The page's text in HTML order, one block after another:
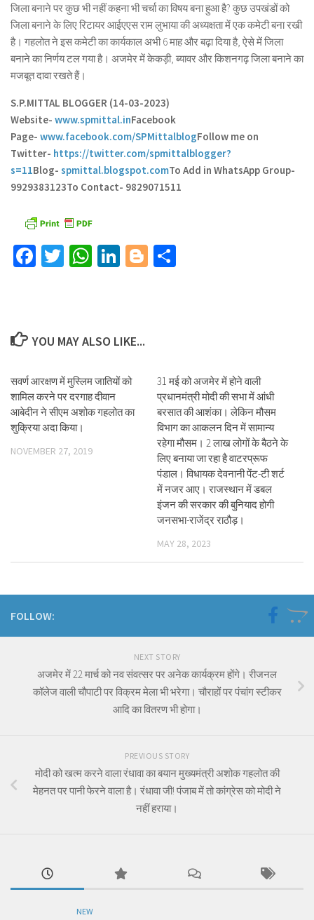
जिला बनाने पर कुछ भी नहीं कहना भी चर्चा का विषय बना हुआ है? कुछ उपखंडों को
जिला बनाने के लिए रिटायर आईएएस राम लुभाया की अध्यक्षता में एक कमेटी बना रखी
है। गहलोत ने इस कमेटी का कार्यकाल अभी 6 माह और बढ़ा दिया है, ऐसे में जिला
बनाने का निर्णय टल गया है। अजमेर में केकड़ी, ब्यावर और किशनगढ़ जिला बनाने का
मजबूत दावा रखते हैं।
S.P.MITTAL BLOGGER (14-03-2023)
Website- www.spmittal.inFacebook
Page- www.facebook.com/SPMittalblogFollow me on
Twitter- https://twitter.com/spmittalblogger?
s=11Blog- spmittal.blogspot.comTo Add in WhatsApp Group-
9929383123To Contact- 9829071511
Facebook
TwitterWhatsApp
LinkedIn
Blogger
YOU MAY ALSO LIKE...
सवर्ण आरक्षण में मुस्लिम जातियों को
शामिल करने पर दरगाह दीवान
आबेदीन ने सीएम अशोक गहलोत का
शुक्रिया अदा किया।
NOVEMBER 27, 2019
31 मई को अजमेर में होने वाली
प्रधानमंत्री मोदी की सभा में आंधी
बरसात की आशंका। लेकिन मौसम
विभाग का आकलन दिन में सामान्य
रहेगा मौसम। 2 लाख लोगों के बैठने के
लिए बनाया जा रहा है वाटरप्रूफ
पंडाल। विधायक देवनानी पेंट-टी शर्ट
में नजर आए। राजस्थान में डबल
इंजन की सरकार की बुनियाद होगी
जनसभा-राजेंद्र राठौड़।
MAY 28, 2023
FOLLOW:
NEXT STORY
अजमेर में 22 मार्च को नव संवत्सर पर अनेक कार्यक्रम होंगे। रीजनल
कॉलेज वाली चौपाटी पर विक्रम मेला भी भरेगा। चौराहों पर पंचांग स्टीकर
आदि का वितरण भी होगा।
PREVIOUS STORY
मोदी को खत्म करने वाला रंधावा का बयान मुख्यमंत्री अशोक गहलोत की
मेहनत पर पानी फेरने वाला है। रंधावा जी! पंजाब में तो कांग्रेस को मोदी ने
नहीं हराया।
NEW